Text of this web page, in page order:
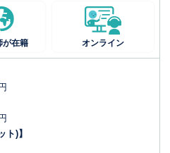
が在籍 オンライン
ト)】